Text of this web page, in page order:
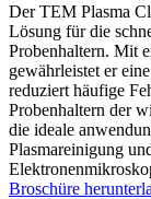
Der TEM Plasma
Lösung für die
Probenhaltern. Mit
gewährleistet er
reduziert häufige
Probenhaltern der
die ideale
Plasmareinigung
Broschüre